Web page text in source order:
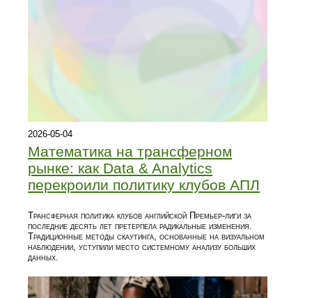
2026-05-04
Математика на трансферном
рынке: как Data & Analytics
перекроили политику клубов АПЛ
Трансферная политика клубов английской Премьер-лиги за
последние десять лет претерпела радикальные изменения.
Традиционные методы скаутинга, основанные на визуальном
наблюдении, уступили место системному анализу больших
данных.